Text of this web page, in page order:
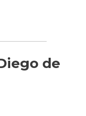
de